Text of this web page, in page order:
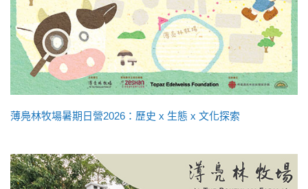
薄鳧林牧場暑期日營2026：歷史 x 生態 x 文化探索